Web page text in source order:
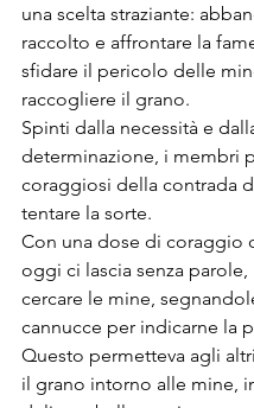
una scelta straziante:
raccolto e affrontare la
sfidare il pericolo delle
raccogliere il grano.
Spinti dalla necessità e
determinazione, i membri
coraggiosi della contrada
tentare la sorte.
Con una dose di coraggio
oggi ci lascia senza parole,
cercare le mine,
cannucce per indicarne la
Questo permetteva agli
il grano intorno alle mine,